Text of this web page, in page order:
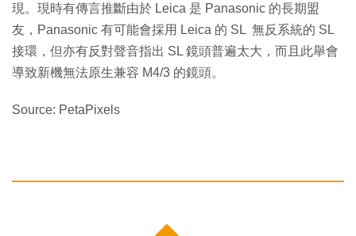
現。現時有傳言推斷由於 Leica 是 Panasonic 的長期盟
友，Panasonic 有可能會採用 Leica 的 SL 無反系統的 SL
接環，但亦有反對聲音指出 SL 鏡頭普遍太大，而且此舉會
導致新機無法原生兼容 M4/3 的鏡頭。
Source: PetaPixels